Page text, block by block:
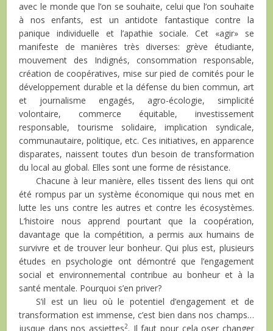
avec le monde que l’on se souhaite, celui que l’on souhaite
à nos enfants, est un antidote fantastique contre la
panique individuelle et l’apathie sociale. Cet «agir» se
manifeste de manières très diverses: grève étudiante,
mouvement des Indignés, consommation responsable,
création de coopératives, mise sur pied de comités pour le
développement durable et la défense du bien commun, art
et journalisme engagés, agro-écologie, simplicité
volontaire, commerce équitable, investissement
responsable, tourisme solidaire, implication syndicale,
communautaire, politique, etc. Ces initiatives, en apparence
disparates, naissent toutes d’un besoin de transformation
du local au global. Elles sont une forme de résistance.
Chacune à leur manière, elles tissent des liens qui ont
été rompus par un système économique qui nous met en
lutte les uns contre les autres et contre les écosystèmes.
L’histoire nous apprend pourtant que la coopération,
davantage que la compétition, a permis aux humains de
survivre et de trouver leur bonheur. Qui plus est, plusieurs
études en psychologie ont démontré que l’engagement
social et environnemental contribue au bonheur et à la
santé mentale. Pourquoi s’en priver?
S’il est un lieu où le potentiel d’engagement et de
transformation est immense, c’est bien dans nos champs…
jusque dans nos assiettes2. Il faut pour cela oser changer